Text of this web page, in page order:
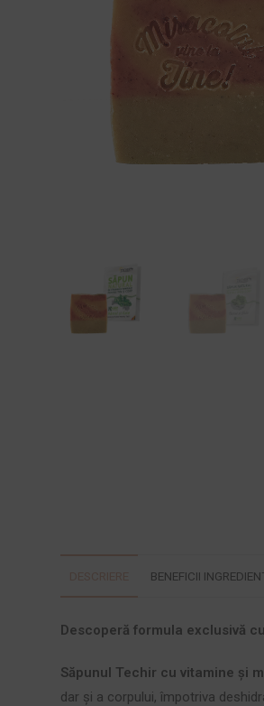
BENEFICII
Descoperă formula exclusivă
Săpunul Techir cu vitamine și
dar şi a corpului, împotriva